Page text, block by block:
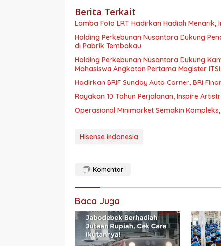
Berita Terkait
Lomba Foto LRT Hadirkan Hadiah Menarik,
Holding Perkebunan Nusantara Dukung
di Pabrik Tembakau
Holding Perkebunan Nusantara Dukung
Mahasiswa Angkatan Pertama Magister ITSI
Hadirkan BRIF Sunday Auto Corner, BRI
Rayakan 10 Tahun Perjalanan, Inspire
Operasional Minimarket Semakin
Hisense Indonesia
Komentar
Baca Juga